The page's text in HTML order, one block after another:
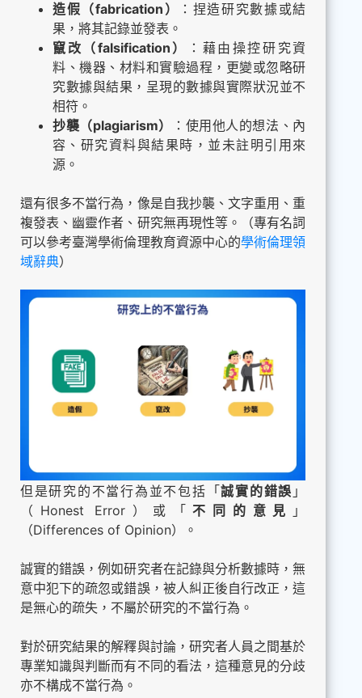
造假（fabrication）
：捏造研究數據或結
果，將其記錄並發表。
竄改（falsification）
：藉由操控研究資
料、機器、材料和實驗過程，更變或忽略研
究數據與結果，呈現的數據與實際狀況並不
相符。
抄襲（plagiarism）
：使用他人的想法、內
容、研究資料與結果時，並未註明引用來
源。
還有很多不當行為，像是自我抄襲、文字重用、重
複發表、幽靈作者、研究無再現性等。（專有名詞
可以參考臺灣學術倫理教育資源中心的學術倫理領
域辭典）
但是研究的不當行為並不包括「誠實的錯誤 」
（Honest Error）或「不同的意見
」
（Differences of Opinion）。
誠實的錯誤，例如研究者在記錄與分析數據時，無
意中犯下的疏忽或錯誤，被人糾正後自行改正，這
是無心的疏失，不屬於研究的不當行為。
對於研究結果的解釋與討論，研究者人員之間基於
專業知識與判斷而有不同的看法，這種意見的分歧
亦不構成不當行為。